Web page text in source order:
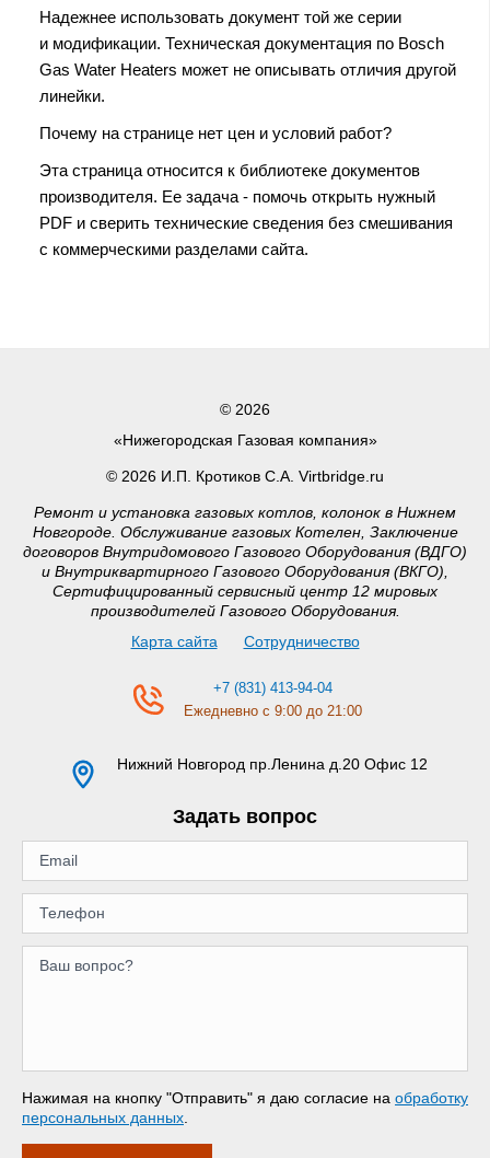
Надежнее использовать документ той же серии
и модификации. Техническая документация по Bosch
Gas Water Heaters может не описывать отличия другой
линейки.
Почему на странице нет цен и условий работ?
Эта страница относится к библиотеке документов
производителя. Ее задача - помочь открыть нужный
PDF и сверить технические сведения без смешивания
с коммерческими разделами сайта.
© 2026
«Нижегородская Газовая компания»
© 2026 И.П. Кротиков С.А. Virtbridge.ru
Ремонт и установка газовых котлов, колонок в Нижнем
Новгороде. Обслуживание газовых Котелен, Заключение
договоров Внутридомового Газового Оборудования (ВДГО)
и Внутриквартирного Газового Оборудования (ВКГО),
Сертифицированный сервисный центр 12 мировых
производителей Газового Оборудования.
Карта сайта
Сотрудничество
+7 (831) 413-94-04
Ежедневно с 9:00 до 21:00
Нижний Новгород пр.Ленина д.20 Офис 12
Задать вопрос
Нажимая на кнопку "Отправить" я даю согласие на обработку
персональных данных